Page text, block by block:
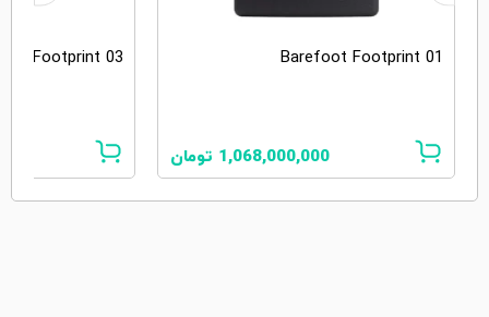
Barefoot Footprint 01
1,068,000,000 تومان
Footprint 03